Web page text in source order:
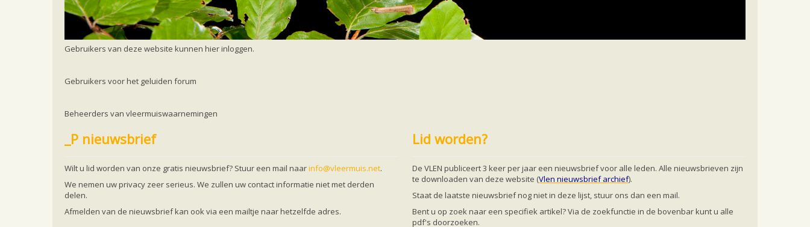
Gebruikers
Gebruikers van deze website kunnen hier inloggen.
Gebruikers voor het geluiden forum
Beheerders van vleermuiswaarnemingen
_P nieuwsbrief
Wilt u lid worden van onze gratis nieuwsbrief? Stuur een mail naarinfo@vleermuis.net.
We nemen uw privacy zeer serieus. We zullen uw contact informatie niet met derden
delen.
Afmelden van de nieuwsbrief kan ook via een mailtje naar hetzelfde adres.
Lid worden?
De VLEN publiceert 3 keer per jaar een nieuwsbrief voor alle leden. Alle nieuwsbrieven zijn
te downloaden van deze website (Vlen nieuwsbrief archief).
Staat de laatste nieuwsbrief nog niet in deze lijst, stuur ons dan een mail.
Bent u op zoek naar een specifiek artikel? Via de zoekfunctie in de bovenbar kunt u alle
pdf's doorzoeken.